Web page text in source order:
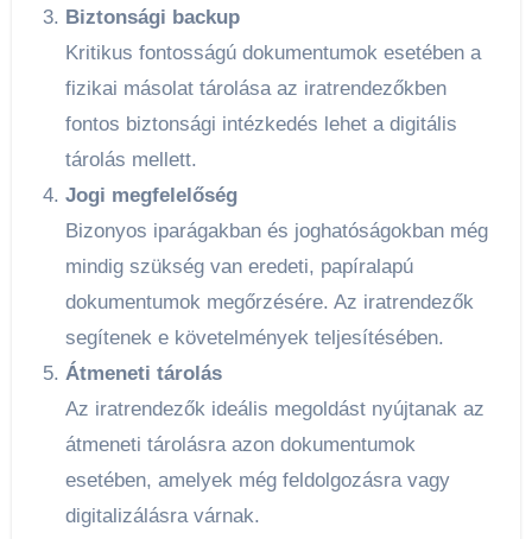
Biztonsági backup
Kritikus fontosságú dokumentumok esetében a
fizikai másolat tárolása az iratrendezőkben
fontos biztonsági intézkedés lehet a digitális
tárolás mellett.
Jogi megfelelőség
Bizonyos iparágakban és joghatóságokban még
mindig szükség van eredeti, papíralapú
dokumentumok megőrzésére. Az iratrendezők
segítenek e követelmények teljesítésében.
Átmeneti tárolás
Az iratrendezők ideális megoldást nyújtanak az
átmeneti tárolásra azon dokumentumok
esetében, amelyek még feldolgozásra vagy
digitalizálásra várnak.